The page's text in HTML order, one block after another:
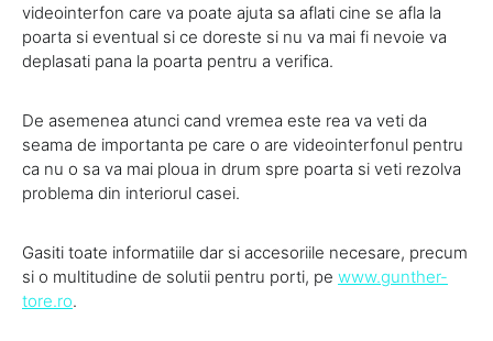
videointerfon care va poate ajuta sa aflati cine se afla la
poarta si eventual si ce doreste si nu va mai fi nevoie va
deplasati pana la poarta pentru a verifica.
De asemenea atunci cand vremea este rea va veti da
seama de importanta pe care o are videointerfonul pentru
ca nu o sa va mai ploua in drum spre poarta si veti rezolva
problema din interiorul casei.
Gasiti toate informatiile dar si accesoriile necesare, precum
si o multitudine de solutii pentru porti, pe www.gunther-
tore.ro.